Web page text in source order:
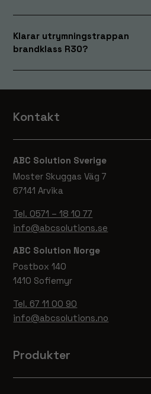
Klarar utrymningstrappan
brandklass R30?
Kontakt
ABC Solution Sverige
Moster Skuggas Väg 7
67141 Arvika
Tel. 0571 – 18 10 77
info@abcsolutions.se
ABC Solution Norge
Postbox 140
1410 Sofiemyr
Tel. 67 11 00 90
info@abcsolutions.no
Produkter